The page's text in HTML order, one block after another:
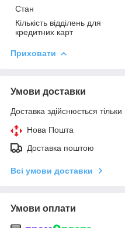
Стан
Кількість відділень для
кредитних карт
Приховати
Умови доставки
Доставка здійснюється
Нова Пошта
Доставка поштою
Всі умови доставки
Умови оплати